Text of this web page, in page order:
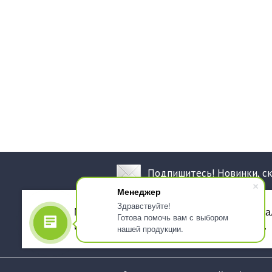
Менеджер
Здравствуйте!
Готова помочь вам с выбором
нашей продукции.
Подпишитесь! Новинки,
Мы используем файлы cookie, для
использованием сервиса Яндекс.Метрика.